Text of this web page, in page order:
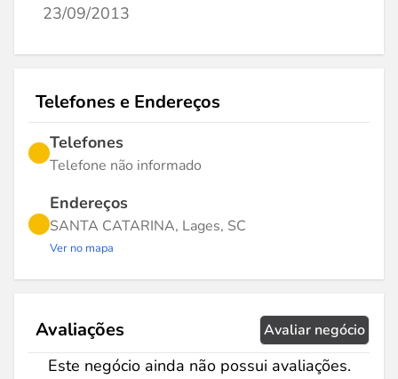
23/09/2013
Telefones e Endereços
Telefones
Telefone não informado
Endereços
SANTA CATARINA, Lages, SC
Ver no mapa
Avaliações Avaliar negócio
Este negócio ainda não possui avaliações.